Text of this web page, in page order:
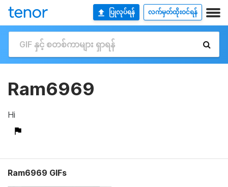
ပြုလုပ်ရန် လက်မှတ်ထိုးဝင်ရန်
Ram6969
Hi
Ram6969 GIFs